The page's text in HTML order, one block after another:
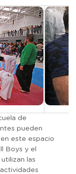
de
pueden
este espacio
Boys y el
las